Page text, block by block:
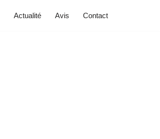
Actualité Avis Contact